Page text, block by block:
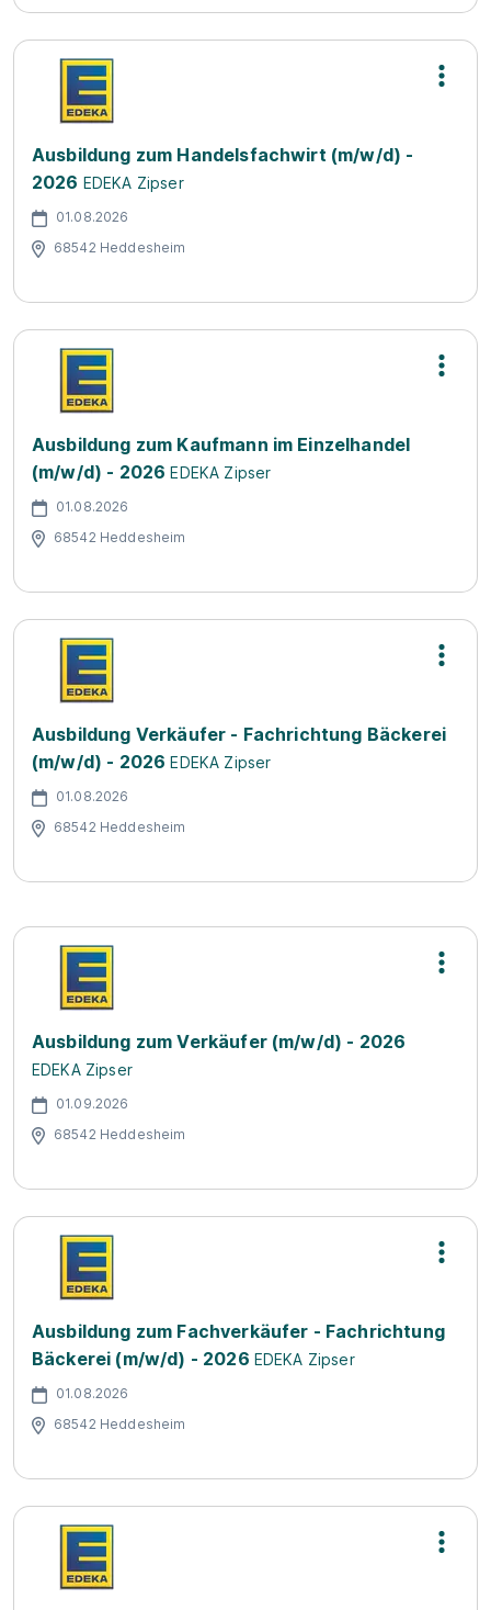
Ausbildung zum Handelsfachwirt (m/w/d) -
2026 EDEKA Zipser
01.08.2026
68542 Heddesheim
Ausbildung zum Kaufmann im Einzelhandel
(m/w/d) - 2026 EDEKA Zipser
01.08.2026
68542 Heddesheim
Ausbildung Verkäufer - Fachrichtung Bäckerei
(m/w/d) - 2026 EDEKA Zipser
01.08.2026
68542 Heddesheim
Ausbildung zum Verkäufer (m/w/d) - 2026
EDEKA Zipser
01.09.2026
68542 Heddesheim
Ausbildung zum Fachverkäufer - Fachrichtung
Bäckerei (m/w/d) - 2026 EDEKA Zipser
01.08.2026
68542 Heddesheim